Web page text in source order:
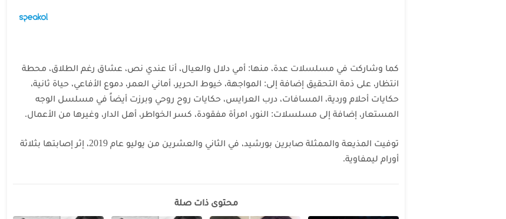
كما وشاركت في مسلسلات عدة، منها: أمي دلال والعيال، أنا عندي نص، عشاق رغم الطلاق، محطة
انتظار، على ذمة التحقيق إضافة إلى: المواجهة، خيوط الحرير، أماني العمر، دموع الأفاعي، حياة ثانية،
حكايات أحلام وردية، المسافات، درب العرايس، حكايات روح روحي وبرزت أيضاً في مسلسل الوجه
المستعار، إضافة إلى مسلسلات: النور، امرأة مفقودة، كسر الخواطر، أهل الدار، وغيرها من الأعمال.
توفيت المذيعة والممثلة صابرين بورشيد، في الثاني والعشرين من يوليو عام 2019، إثر إصابتها بثلاثة
أورام ليمفاوية.
محتوى ذات صلة